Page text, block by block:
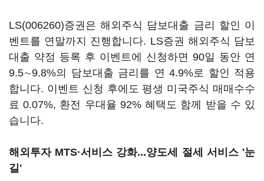
LS(006260)증권은 해외주식 담보대출 금리 할인 이
벤트를 연말까지 진행합니다. LS증권 해외주식 담보
대출 약정 등록 후 이벤트에 신청하면 90일 동안 연
9.5∼9.8%의 담보대출 금리를 연 4.9%로 할인 적용
합니다. 이벤트 신청 후에도 평생 미국주식 매매수수
료 0.07%, 환전 우대율 92% 혜택도 함께 받을 수 있
습니다.
해외투자 MTS·서비스 강화...양도세 절세 서비스 '눈
길'